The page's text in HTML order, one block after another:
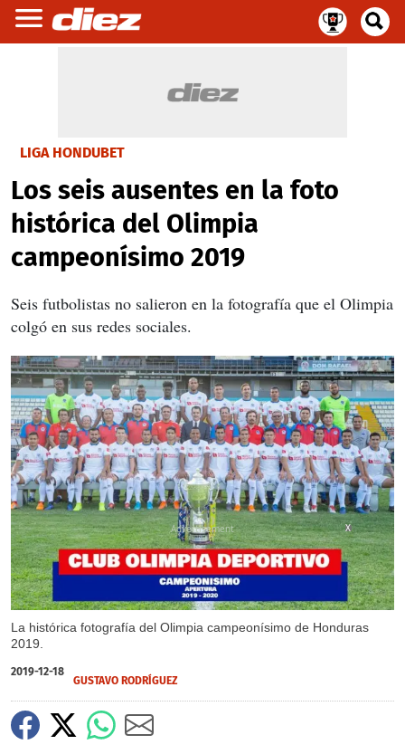
LIGA HONDUBET
Los seis ausentes en la foto
histórica del Olimpia
campeonísimo 2019
Seis futbolistas no salieron en la fotografía que el Olimpia
colgó en sus redes sociales.
La histórica fotografía del Olimpia campeonísimo de Honduras
2019.
X
2019-12-18
GUSTAVO RODRÍGUEZ